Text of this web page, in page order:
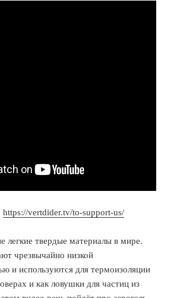
https://vertdider.tv/to-support-us/
легкие твердые материалы в мире.
чрезвычайно низкой
и используются для термоизоляции
и как ловушки для частиц из